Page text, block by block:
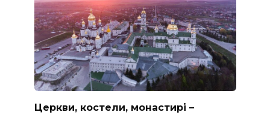
Церкви, костели, монастирі –